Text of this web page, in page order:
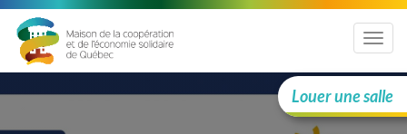
Menu
Louer une salle